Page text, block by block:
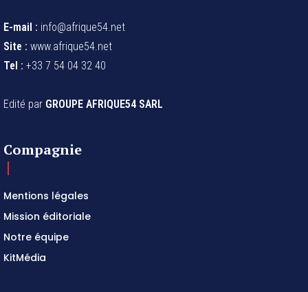
E-mail : info@afrique54.net
Site : www.afrique54.net
Tel : +33 7 54 04 32 40
Edité par GROUPE AFRIQUE54 SARL
Compagnie
Mentions légales
Mission éditoriale
Notre équipe
KitMédia